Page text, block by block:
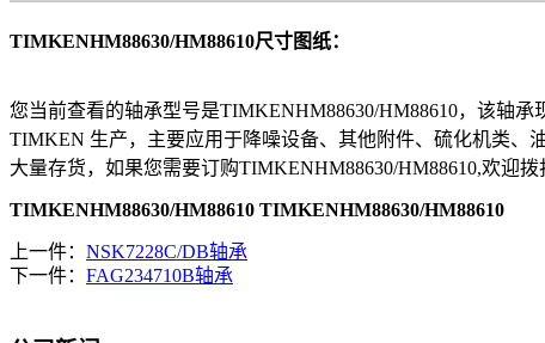
TIMKENHM88630/HM88610尺寸图纸：
您当前查看的轴承型号是TIMKENHM88630/HM88610，该轴承
TIMKEN 生产，主要应用于降噪设备、其他附件、硫化机类、
大量存货，如果您需要订购TIMKENHM88630/HM88610,欢迎
TIMKENHM88630/HM88610 TIMKENHM88630/HM88610
上一件： NSK7228C/DB轴承
下一件： FAG234710B轴承